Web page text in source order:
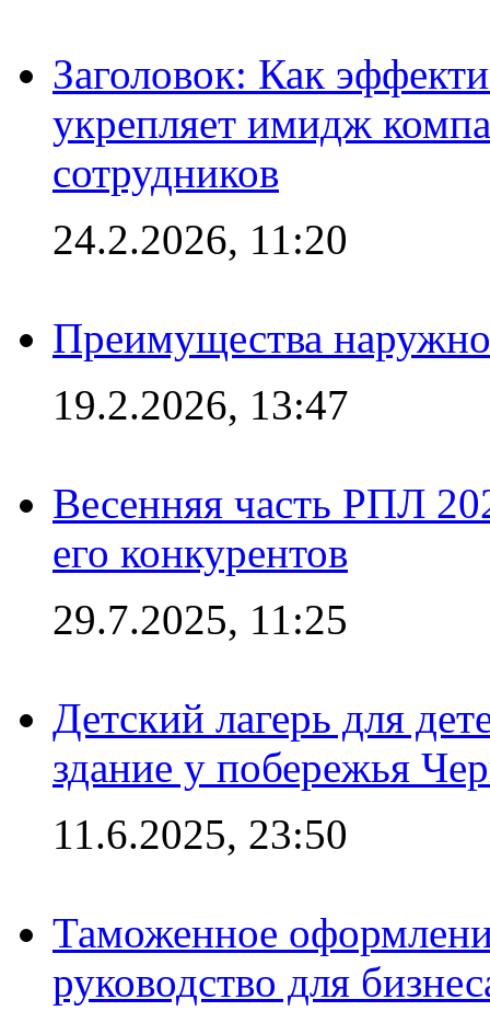
Заголовок: Как
укрепляет имидж
сотрудников
24.2.2026, 11:20
Преимущества
19.2.2026, 13:47
Весенняя часть РПЛ
его конкурентов
29.7.2025, 11:25
Детский лагерь для
здание у побережья
11.6.2025, 23:50
Таможенное
руководство для